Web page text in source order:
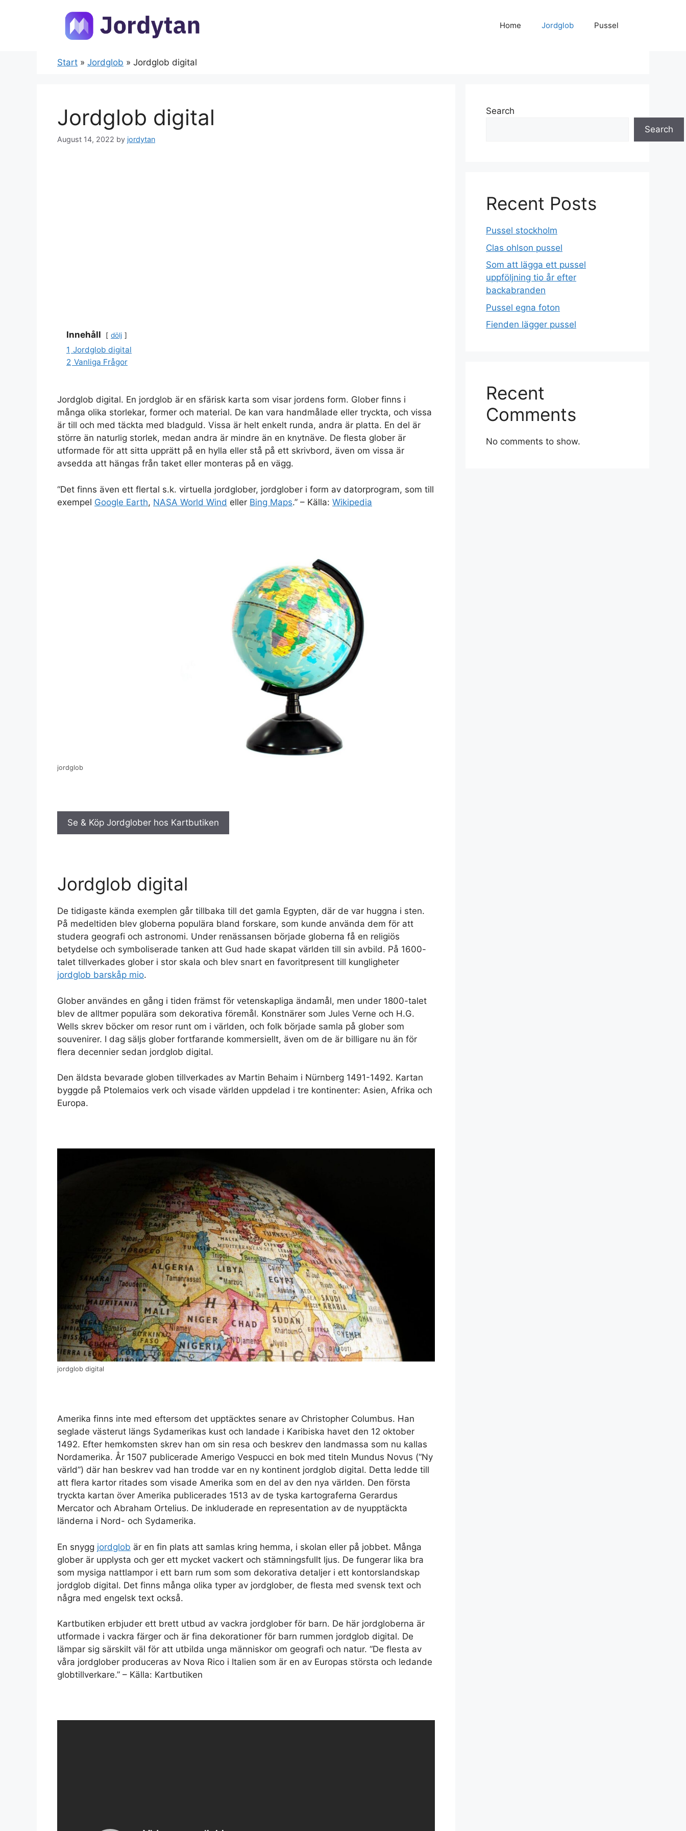
Home Jordglob Pussel
Start » Jordglob » Jordglob digital
Jordglob digital
August 14, 2022 by jordytan
Innehåll dölj
1 Jordglob digital
2 Vanliga Frågor
Jordglob digital. En jordglob är en sfärisk karta som visar jordens form. Glober finns i
många olika storlekar, former och material. De kan vara handmålade eller tryckta, och vissa
är till och med täckta med bladguld. Vissa är helt enkelt runda, andra är platta. En del är
större än naturlig storlek, medan andra är mindre än en knytnäve. De flesta glober är
utformade för att sitta upprätt på en hylla eller stå på ett skrivbord, även om vissa är
avsedda att hängas från taket eller monteras på en vägg.
“Det finns även ett flertal s.k. virtuella jordglober, jordglober i form av datorprogram, som till
exempel Google Earth, NASA World Wind eller Bing Maps.” – Källa: Wikipedia
jordglob
Se & Köp Jordglober hos Kartbutiken
Jordglob digital
De tidigaste kända exemplen går tillbaka till det gamla Egypten, där de var huggna i sten.
På medeltiden blev globerna populära bland forskare, som kunde använda dem för att
studera geografi och astronomi. Under renässansen började globerna få en religiös
betydelse och symboliserade tanken att Gud hade skapat världen till sin avbild. På 1600-
talet tillverkades glober i stor skala och blev snart en favoritpresent till kungligheter
jordglob barskåp mio.
Glober användes en gång i tiden främst för vetenskapliga ändamål, men under 1800-talet
blev de alltmer populära som dekorativa föremål. Konstnärer som Jules Verne och H.G.
Wells skrev böcker om resor runt om i världen, och folk började samla på glober som
souvenirer. I dag säljs glober fortfarande kommersiellt, även om de är billigare nu än för
flera decennier sedan jordglob digital.
Den äldsta bevarade globen tillverkades av Martin Behaim i Nürnberg 1491-1492. Kartan
byggde på Ptolemaios verk och visade världen uppdelad i tre kontinenter: Asien, Afrika och
Europa.
jordglob digital
Amerika finns inte med eftersom det upptäcktes senare av Christopher Columbus. Han
seglade västerut längs Sydamerikas kust och landade i Karibiska havet den 12 oktober
1492. Efter hemkomsten skrev han om sin resa och beskrev den landmassa som nu kallas
Nordamerika. År 1507 publicerade Amerigo Vespucci en bok med titeln Mundus Novus (“Ny
värld”) där han beskrev vad han trodde var en ny kontinent jordglob digital. Detta ledde till
att flera kartor ritades som visade Amerika som en del av den nya världen. Den första
tryckta kartan över Amerika publicerades 1513 av de tyska kartograferna Gerardus
Mercator och Abraham Ortelius. De inkluderade en representation av de nyupptäckta
länderna i Nord- och Sydamerika.
En snygg jordglob är en fin plats att samlas kring hemma, i skolan eller på jobbet. Många
glober är upplysta och ger ett mycket vackert och stämningsfullt ljus. De fungerar lika bra
som mysiga nattlampor i ett barn rum som som dekorativa detaljer i ett kontorslandskap
jordglob digital. Det finns många olika typer av jordglober, de flesta med svensk text och
några med engelsk text också.
Kartbutiken erbjuder ett brett utbud av vackra jordglober för barn. De här jordgloberna är
utformade i vackra färger och är fina dekorationer för barn rummen jordglob digital. De
lämpar sig särskilt väl för att utbilda unga människor om geografi och natur. “De flesta av
våra jordglober produceras av Nova Rico i Italien som är en av Europas största och ledande
globtillverkare.” – Källa: Kartbutiken
Search
Search
Recent Posts
Pussel stockholm
Clas ohlson pussel
Som att lägga ett pussel
uppföljning tio år efter
backabranden
Pussel egna foton
Fienden lägger pussel
Recent
Comments
No comments to show.